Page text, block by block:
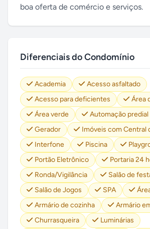
boa oferta de comércio e serviços.
Diferenciais do Condomínio
Academia
Acesso asfaltado
Acesso para deficientes
Área
Área verde
Automação predial
Gerador
Imóveis com Central
Interfone
Piscina
Portão Eletrônico
Portaria 24
Ronda/Vigilância
Salão de
Salão de Jogos
SPA
Armário de cozinha
Armário
Churrasqueira
Luminárias